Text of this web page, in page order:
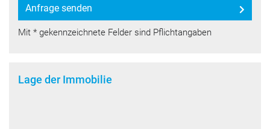
Anfrage senden
Mit * gekennzeichnete Felder sind Pflichtangaben
Lage der Immobilie